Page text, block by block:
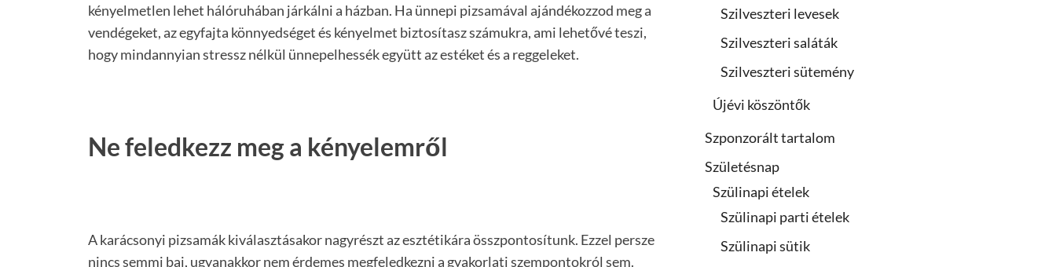
kényelmetlen lehet hálóruhában járkálni a házban. Ha ünnepi pizsamával ajándékozzod meg a
vendégeket, az egyfajta könnyedséget és kényelmet biztosítasz számukra, ami lehetővé teszi,
hogy mindannyian stressz nélkül ünnepelhessék együtt az estéket és a reggeleket.
Ne feledkezz meg a kényelemről
A karácsonyi pizsamák kiválasztásakor nagyrészt az esztétikára összpontosítunk. Ezzel persze
nincs semmi baj, ugyanakkor nem érdemes megfeledkezni a gyakorlati szempontokról sem.
Szilveszteri levesek
Szilveszteri saláták
Szilveszteri sütemény
Újévi köszöntők
Szponzorált tartalom
Születésnap
Szülinapi ételek
Szülinapi parti ételek
Szülinapi sütik